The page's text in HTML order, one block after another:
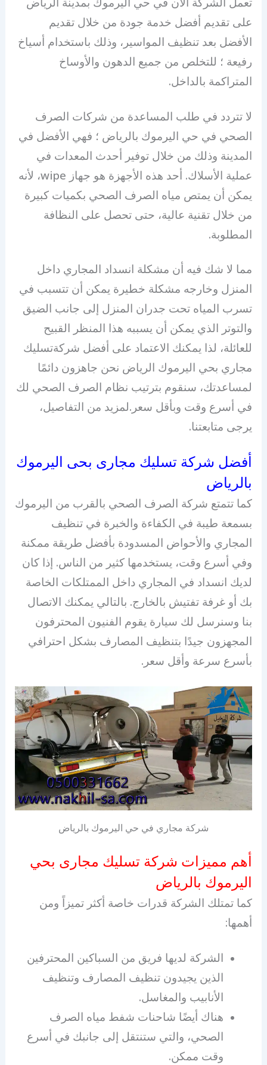
على تقديم أفضل خدمة جودة من خلال تقديم
الأفضل بعد تنظيف المواسير، وذلك باستخدام أسياخ
رفيعة ؛ للتخلص من جميع الدهون والأوساخ
المتراكمة بالداخل.
لا تتردد في طلب المساعدة من شركات الصرف
الصحي في حي اليرموك بالرياض ؛ فهي الأفضل في
المدينة وذلك من خلال توفير أحدث المعدات في
عملية الأسلاك. أحد هذه الأجهزة هو جهاز wipe، لأنه
يمكن أن يمتص مياه الصرف الصحي بكميات كبيرة
من خلال تقنية عالية، حتى تحصل على النظافة
المطلوبة.
مما لا شك فيه أن مشكلة انسداد المجاري داخل
المنزل وخارجه مشكلة خطيرة يمكن أن تتسبب في
تسرب المياه تحت جدران المنزل إلى جانب الضيق
والتوتر الذي يمكن أن يسببه هذا المنظر القبيح
للعائلة، لذا يمكنك الاعتماد على أفضل شركةتسليك
مجاري بحي اليرموك الرياض نحن جاهزون دائمًا
لمساعدتك، سنقوم بترتيب نظام الصرف الصحي لك
في أسرع وقت وبأقل سعر.لمزيد من التفاصيل،
يرجى متابعتنا.
أفضل شركة تسليك مجارى بحى اليرموك
بالرياض
كما تتمتع شركة الصرف الصحي بالقرب من اليرموك
بسمعة طيبة في الكفاءة والخبرة في تنظيف
المجاري والأحواض المسدودة بأفضل طريقة ممكنة
وفي أسرع وقت، يستخدمها كثير من الناس. إذا كان
لديك انسداد في المجاري داخل الممتلكات الخاصة
بك أو غرفة تفتيش بالخارج. بالتالي يمكنك الاتصال
بنا وسنرسل لك سيارة يقوم الفنيون المحترفون
المجهزون جيدًا بتنظيف المصارف بشكل احترافي
بأسرع سرعة وأقل سعر.
شركة مجاري في حي اليرموك بالرياض
أهم مميزات شركة تسليك مجارى بحي
اليرموك بالرياض
كما تمتلك الشركة قدرات خاصة أكثر تميزاً ومن
أهمها:
الشركة لديها فريق من السباكين المحترفين
الذين يجيدون تنظيف المصارف وتنظيف
الأنابيب والمغاسل.
هناك أيضًا شاحنات شفط مياه الصرف
الصحي، والتي ستنتقل إلى جانبك في أسرع
وقت ممكن.